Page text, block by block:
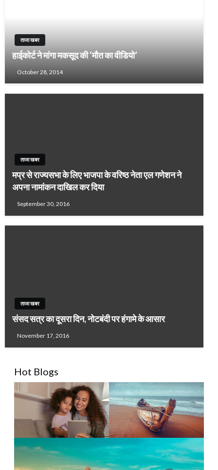
ताजा खबर
हाईकोर्ट ने मांगा मकसूद की ‘मौत का वीडियो’
October 28, 2014
ताजा खबर
मप्र से राज्यसभा के लिए भाजपा के वरिष्ठ नेता एल गणेशन ने
अपना नामांकन दाखिल कर दिया
September 30, 2016
ताजा खबर
संसद सत्र का दूसरा दिन, नोटबंदी पर हंगामे के आसार
November 17, 2016
Hot Blogs